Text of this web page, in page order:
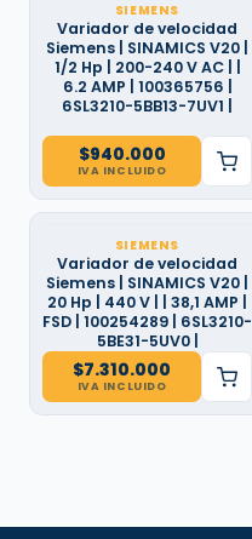
SIEMENS
Variador de velocidad
Siemens | SINAMICS V20 |
1/2 Hp | 200-240 V AC | |
6.2 AMP | 100365756 |
6SL3210-5BB13-7UV1 |
$940.000
IVA INCLUIDO
SIEMENS
Variador de velocidad
Siemens | SINAMICS V20 |
20 Hp | 440 V | | 38,1 AMP |
FSD | 100254289 | 6SL3210-
5BE31-5UV0 |
$7.310.000
IVA INCLUIDO